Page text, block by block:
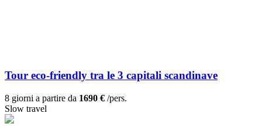
Tour eco-friendly tra le 3 capitali scandinave
8 giorni a partire da 1690 € /pers.
Slow travel